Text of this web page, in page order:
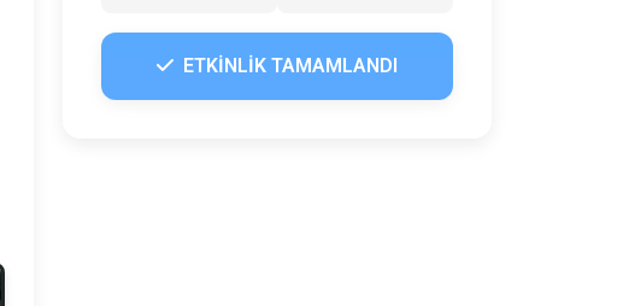
ETKİNLİK TAMAMLANDI